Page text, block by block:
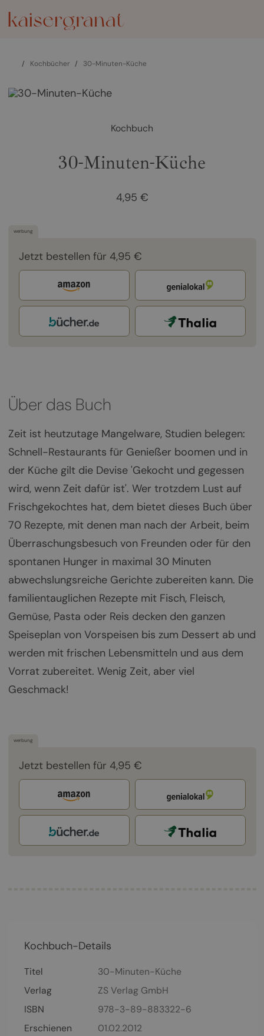
/ Kochbücher / 30-Minuten-Küche
Kochbuch
30-Minuten-Küche
4,95 €
werbung
Jetzt bestellen für 4,95 €
Über das Buch
Zeit ist heutzutage Mangelware, Studien belegen:
Schnell-Restaurants für Genießer boomen und in
der Küche gilt die Devise 'Gekocht und gegessen
wird, wenn Zeit dafür ist'. Wer trotzdem Lust auf
Frischgekochtes hat, dem bietet dieses Buch über
70 Rezepte, mit denen man nach der Arbeit, beim
Überraschungsbesuch von Freunden oder für den
spontanen Hunger in maximal 30 Minuten
abwechslungsreiche Gerichte zubereiten kann. Die
familientauglichen Rezepte mit Fisch, Fleisch,
Gemüse, Pasta oder Reis decken den ganzen
Speiseplan von Vorspeisen bis zum Dessert ab und
werden mit frischen Lebensmitteln und aus dem
Vorrat zubereitet. Wenig Zeit, aber viel
Geschmack!
werbung
Jetzt bestellen für 4,95 €
Kochbuch-Details
Titel
30-Minuten-Küche
Verlag
ZS Verlag GmbH
ISBN
978-3-89-883322-6
Erschienen
01.02.2012